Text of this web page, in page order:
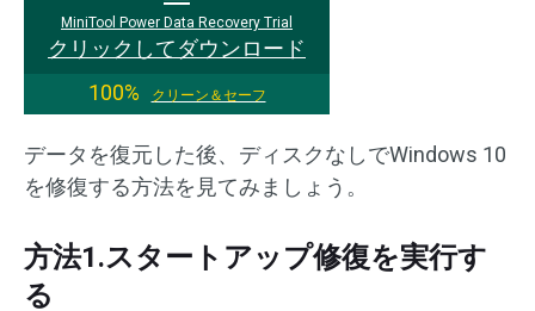
MiniTool Power Data Recovery Trial
クリックしてダウンロード
100%
クリーン＆セーフ
データを復元した後、ディスクなしでWindows 10
を修復する方法を見てみましょう。
方法1.スタートアップ修復を実行す
る